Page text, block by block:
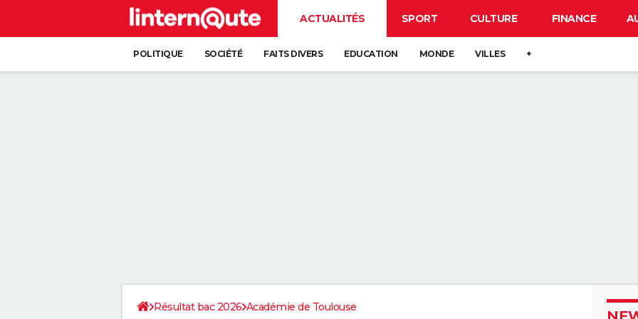
ACTUALITÉS SPORT CULTURE FINANCE
POLITIQUE SOCIÉTÉ FAITS DIVERS EDUCATION MONDE VILLES +
Résultat bac 2026 Académie de Toulouse